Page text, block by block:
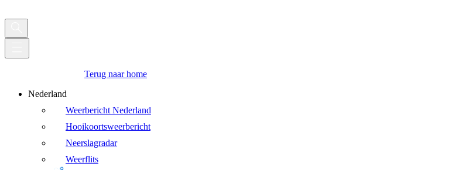
Terug naar home
Nederland
Weerbericht Nederland
Hooikoortsweerbericht
Neerslagradar
Weerflits